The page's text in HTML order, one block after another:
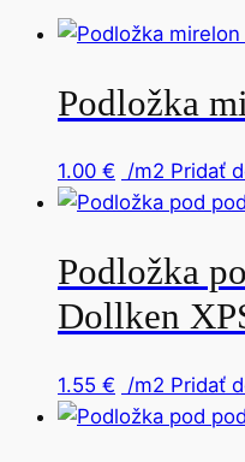
Podložka
1.00 € /m2 Pridať
Podložka
Dollken
1.55 € /m2 Pridať